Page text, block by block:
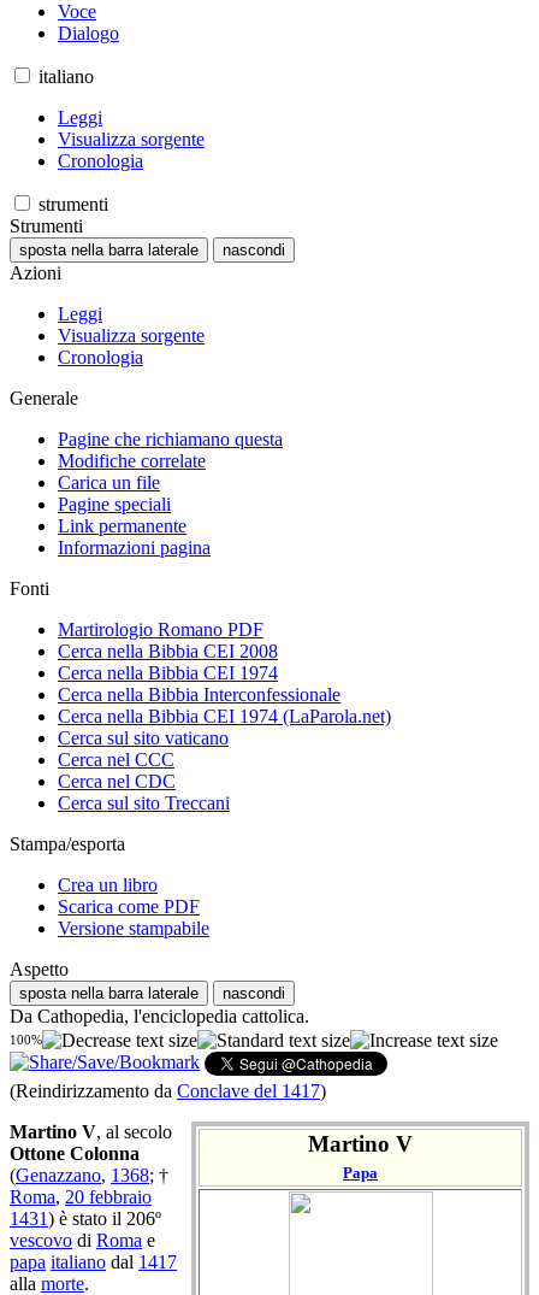
Voce
Dialogo
italiano
Leggi
Visualizza sorgente
Cronologia
strumenti
Strumenti
sposta nella barra laterale nascondi
Azioni
Leggi
Visualizza sorgente
Cronologia
Generale
Pagine che richiamano questa
Modifiche correlate
Carica un file
Pagine speciali
Link permanente
Informazioni pagina
Fonti
Martirologio Romano PDF
Cerca nella Bibbia CEI 2008
Cerca nella Bibbia CEI 1974
Cerca nella Bibbia Interconfessionale
Cerca nella Bibbia CEI 1974 (LaParola.net)
Cerca sul sito vaticano
Cerca nel CCC
Cerca nel CDC
Cerca sul sito Treccani
Stampa/esporta
Crea un libro
Scarica come PDF
Versione stampabile
Aspetto
sposta nella barra laterale nascondi
Da Cathopedia, l'enciclopedia cattolica.
100%
(Reindirizzamento da Conclave del 1417)
Martino V
Papa
Martino V, al secolo
Ottone Colonna
(Genazzano, 1368; †
Roma, 20 febbraio
1431) è stato il 206º
vescovo di Roma e
papa italiano dal 1417
alla morte.